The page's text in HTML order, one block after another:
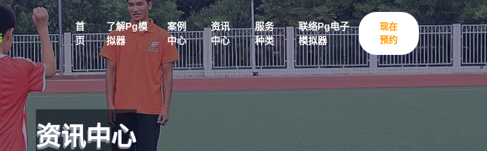
首
页
了解pg模
拟器
案例
中心
资讯
中心
服务
种类
联络pg电子
模拟器
现在
预约
资讯中心